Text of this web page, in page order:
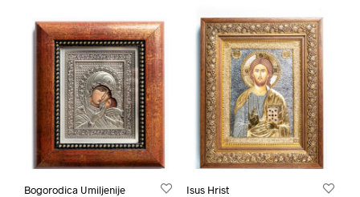
Bogorodica Umiljenije Isus Hrist